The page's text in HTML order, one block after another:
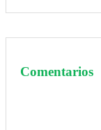
Comentarios